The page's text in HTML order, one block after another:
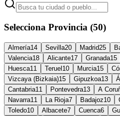
Selecciona Provincia (50)
Almería14 Sevilla20 Madrid25
Valencia18 Alicante17 Granada15
Huesca11 Teruel 10 Murcia15
Vizcaya (Bizkaia)15 Gipuzkoa13
Cantabria11 Pontevedra13 A
Navarra11 La Rioja7 Badajoz10
Toledo10 Albacete7 Cuenca6